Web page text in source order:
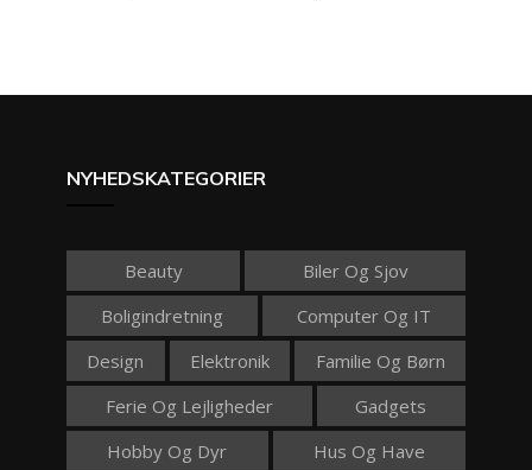
NYHEDSKATEGORIER
Beauty
Biler Og Sjov
Boligindretning
Computer Og IT
Design
Elektronik
Familie Og Børn
Ferie Og Lejligheder
Gadgets
Hobby Og Dyr
Hus Og Have